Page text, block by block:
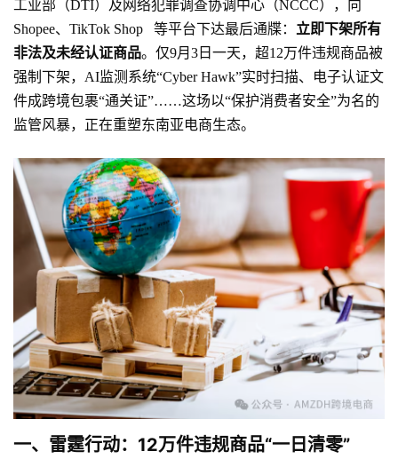
工业部（DTI）及网络犯罪调查协调中心（NCCC），向
Shopee、 TikTok Shop 等平台下达最后通牒： 立即下架所有
非法及未经认证商品。仅9月3日一天，超12万件违规商品被
强制下架，AI监测系统“Cyber Hawk”实时扫描、电子认证文
件成跨境包裹“通关证”……这场以“保护消费者安全”为名的
监管风暴，正在重塑东南亚电商生态。
一、雷霆行动：12万件违规商品“一日清零”